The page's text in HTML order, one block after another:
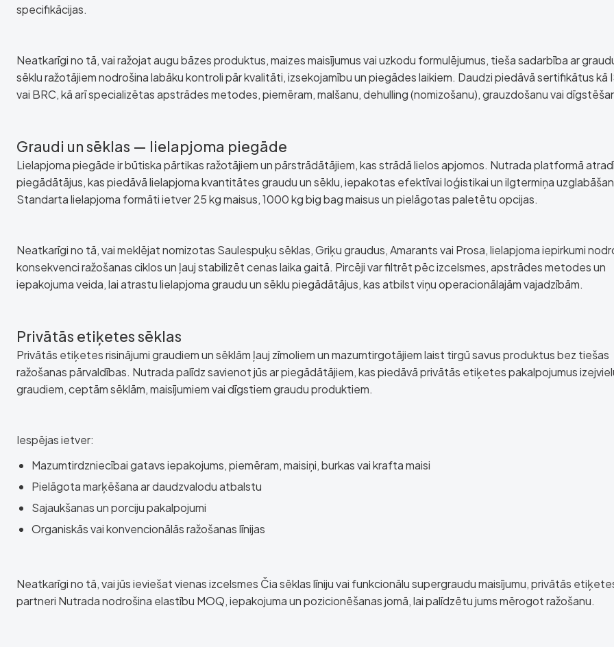
specifikācijas.
Neatkarīgi no tā, vai ražojat augu bāzes produktus, maizes maisījumus vai uzkodu formulējumus, tieša sadarbība ar
sēklu ražotājiem nodrošina labāku kontroli pār kvalitāti, izsekojamību un piegādes laikiem. Daudzi piedāvā sertifikātus kā
vai BRC, kā arī specializētas apstrādes metodes, piemēram, malšanu, dehulling (nomizošanu), grauzdošanu vai
Graudi un sēklas — lielapjoma piegāde
Lielapjoma piegāde ir būtiska pārtikas ražotājiem un pārstrādātājiem, kas strādā lielos apjomos. Nutrada platformā
piegādātājus, kas piedāvā lielapjoma kvantitātes graudu un sēklu, iepakotas efektīvai loģistikai un ilgtermiņa
Standarta lielapjoma formāti ietver 25 kg maisus, 1000 kg big bag maisus un pielāgotas paletētu opcijas.
Neatkarīgi no tā, vai meklējat nomizotas Saulespuķu sēklas, Griķu graudus, Amarants vai Prosa, lielapjoma iepirkumi
konsekvenci ražošanas ciklos un ļauj stabilizēt cenas laika gaitā. Pircēji var filtrēt pēc izcelsmes, apstrādes metodes un
iepakojuma veida, lai atrastu lielapjoma graudu un sēklu piegādātājus, kas atbilst viņu operacionālajām vajadzībām.
Privātās etiķetes sēklas
Privātās etiķetes risinājumi graudiem un sēklām ļauj zīmoliem un mazumtirgotājiem laist tirgū savus produktus bez tiešas
ražošanas pārvaldības. Nutrada palīdz savienot jūs ar piegādātājiem, kas piedāvā privātās etiķetes pakalpojumus
graudiem, ceptām sēklām, maisījumiem vai dīgstiem graudu produktiem.
Iespējas ietver:
Mazumtirdzniecībai gatavs iepakojums, piemēram, maisiņi, burkas vai krafta maisi
Pielāgota marķēšana ar daudzvalodu atbalstu
Sajaukšanas un porciju pakalpojumi
Organiskās vai konvencionālās ražošanas līnijas
Neatkarīgi no tā, vai jūs ieviešat vienas izcelsmes Čia sēklas līniju vai funkcionālu supergraudu maisījumu, privātās
partneri Nutrada nodrošina elastību MOQ, iepakojuma un pozicionēšanas jomā, lai palīdzētu jums mērogot ražošanu.